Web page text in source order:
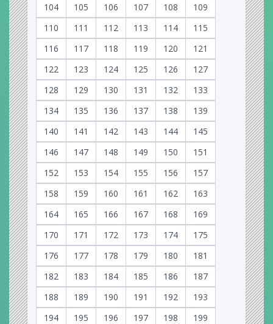
104
105 106 107 108
109
110
111 112 113 114
115
116
117 118 119 120
121
122
123 124 125 126
127
128
129 130 131 132
133
134
135 136 137 138
139
140
141 142 143 144
145
146
147 148 149 150
151
152
153 154 155 156
157
158
159 160 161 162
163
164
165 166 167 168
169
170
171 172 173 174
175
176
177 178 179 180
181
182
183 184 185 186
187
188
189 190 191 192
193
194
195 196 197 198
199